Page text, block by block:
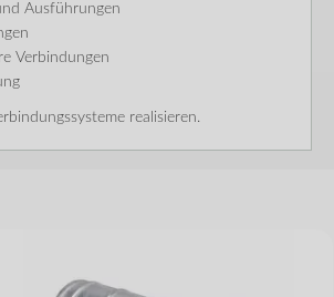
Ausführungen
Verbindungen
realisieren.